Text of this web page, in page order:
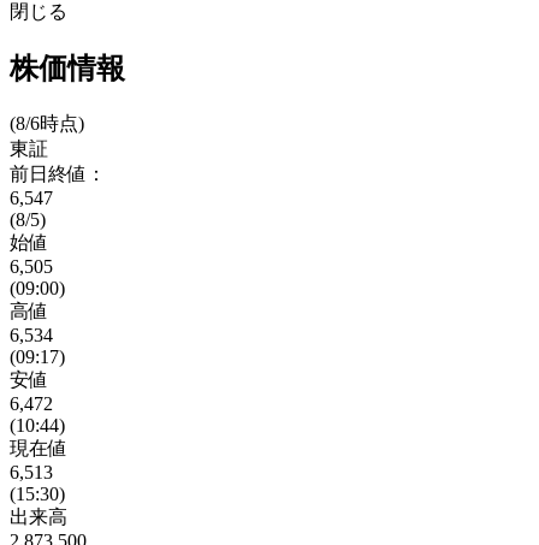
閉じる
株価情報
(8/6時点)
東証
前日終値：
6,547
(8/5)
始値
6,505
(09:00)
高値
6,534
(09:17)
安値
6,472
(10:44)
現在値
6,513
(15:30)
出来高
2,873,500